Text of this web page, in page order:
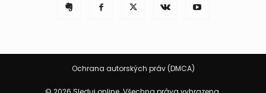
Ochrana autorských práv (DMCA)